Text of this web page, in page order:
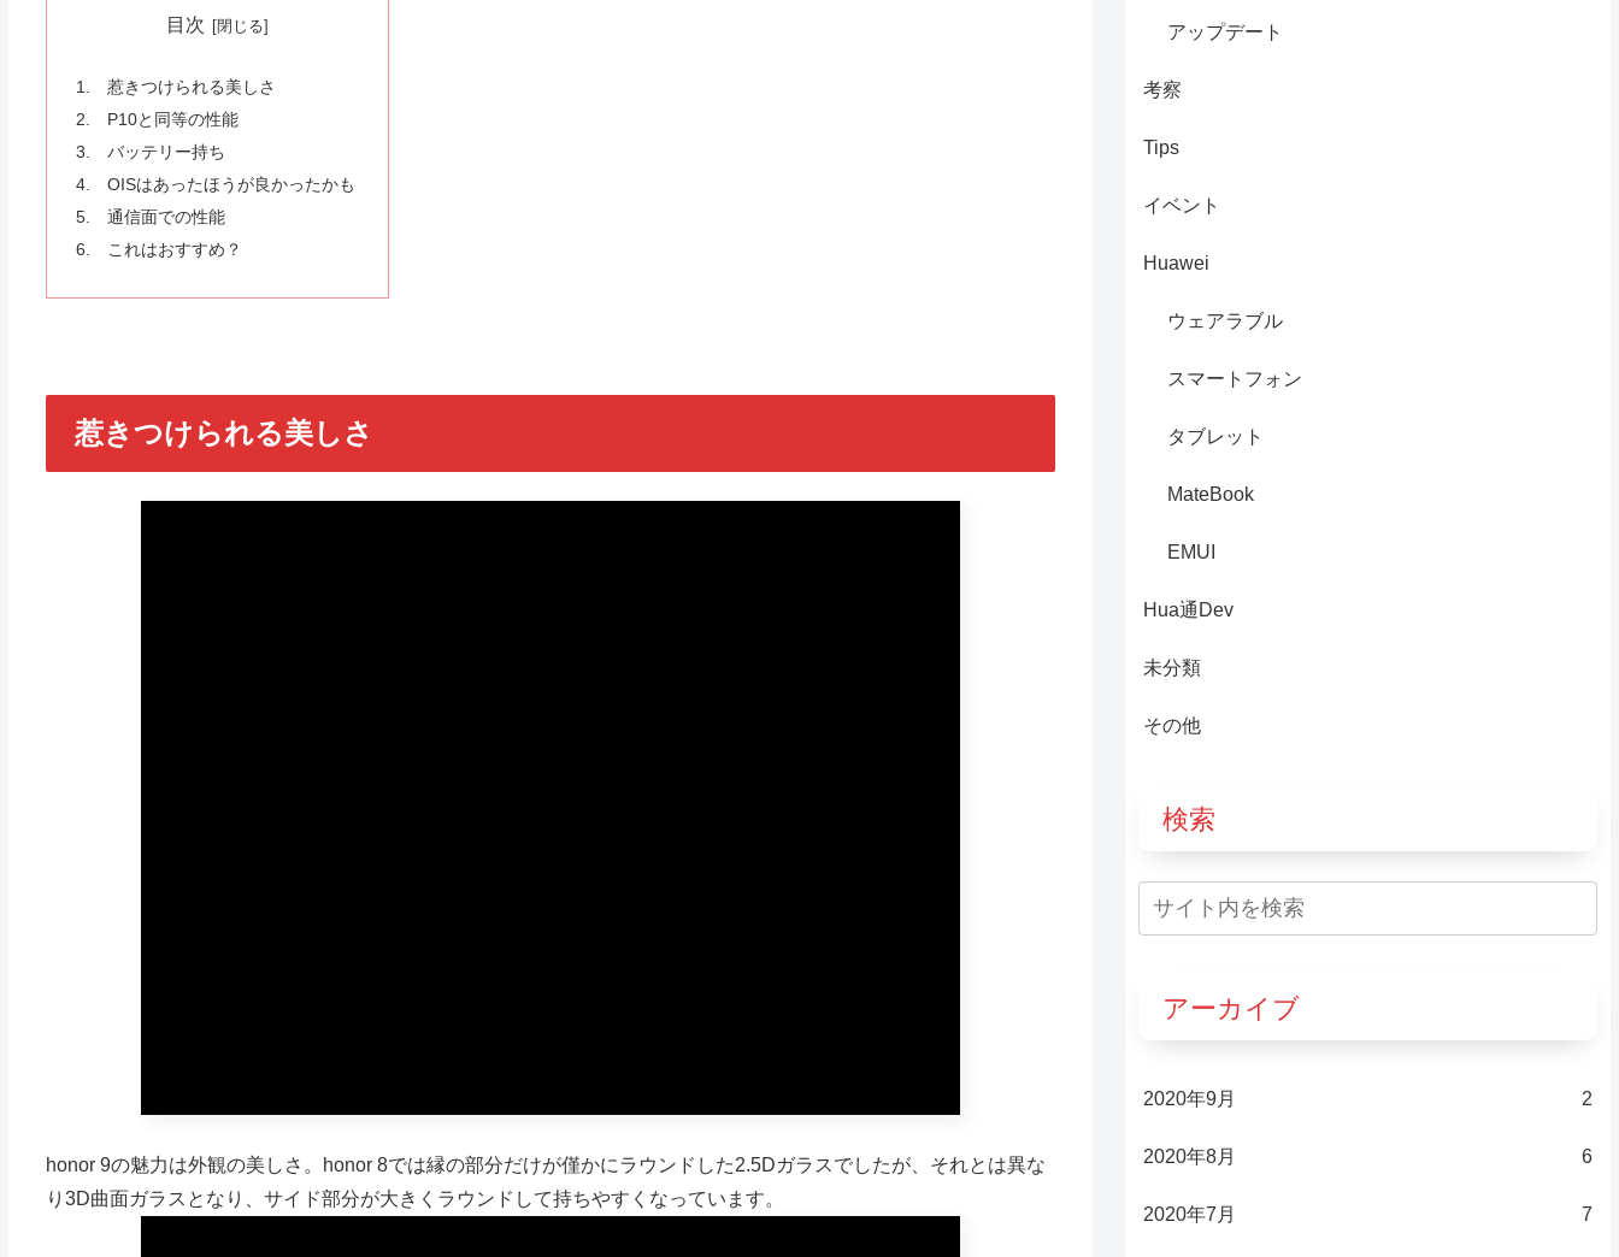
目次
惹きつけられる美しさ
P10と同等の性能
バッテリー持ち
OISはあったほうが良かったかも
通信面での性能
これはおすすめ？
惹きつけられる美しさ
honor 9の魅力は外観の美しさ。honor 8では縁の部分だけが僅かにラウンドした2.5Dガラスでしたが、それとは異な
り3D曲面ガラスとなり、サイド部分が大きくラウンドして持ちやすくなっています。
アップデート
考察
Tips
イベント
Huawei
ウェアラブル
スマートフォン
タブレット
MateBook
EMUI
Hua通Dev
未分類
その他
検索
アーカイブ
2020年9月 2
2020年8月 6
2020年7月 7